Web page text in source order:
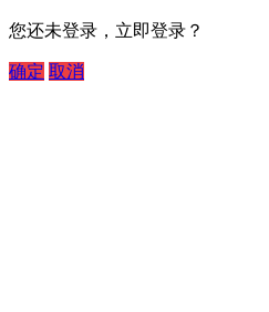
您还未登录，立即登录？
确定 取消